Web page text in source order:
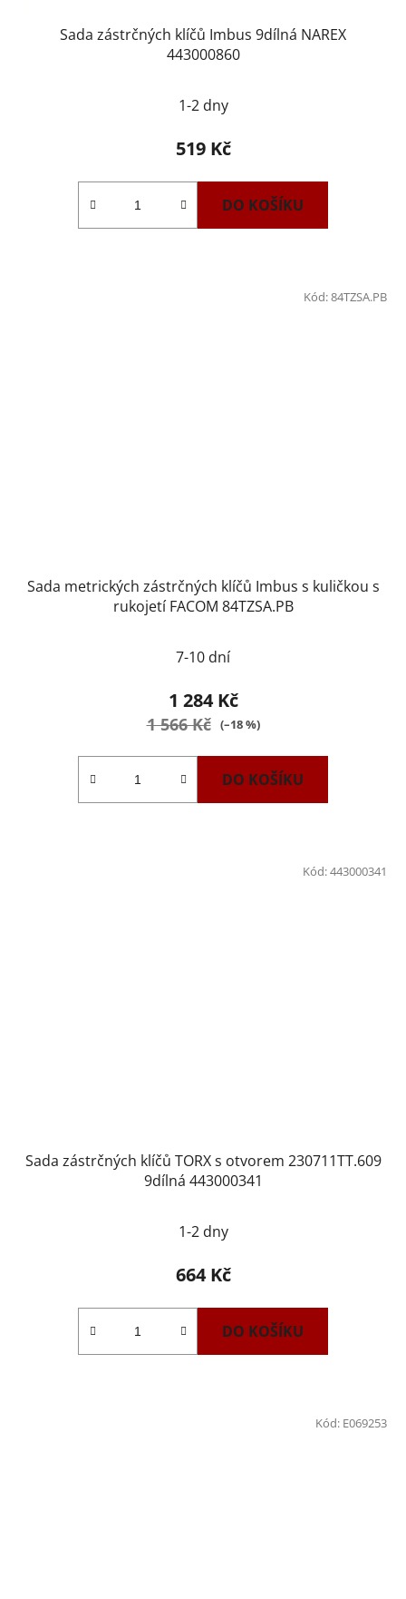
Sada zástrčných klíčů Imbus 9dílná NAREX
443000860
1-2 dny
519 Kč
DO KOŠÍKU
Sada metrických zástrčných klíčů Imbus s kuličkou s
rukojetí FACOM 84TZSA.PB
7-10 dní
1 284 Kč
1 566 Kč (–18 %)
DO KOŠÍKU
Kód:84TZSA.PB
Sada zástrčných klíčů TORX s otvorem 230711TT.609
9dílná 443000341
1-2 dny
664 Kč
DO KOŠÍKU
Kód:443000341
Kód: E069253